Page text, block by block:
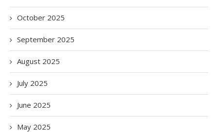
October 2025
September 2025
August 2025
July 2025
June 2025
May 2025